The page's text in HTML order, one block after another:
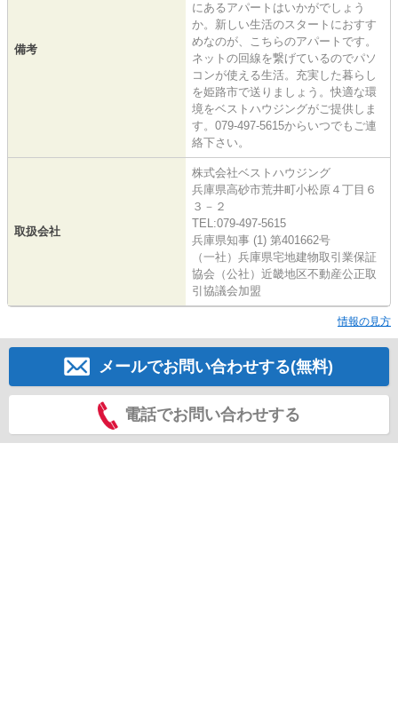
備考
にあるアパートはいかがでしょう
か。新しい生活のスタートにおすす
めなのが、こちらのアパートです。
ネットの回線を繋げているのでパソ
コンが使える生活。充実した暮らし
を姫路市で送りましょう。快適な環
境をベストハウジングがご提供しま
す。079-497-5615からいつでもご連
絡下さい。
取扱会社
株式会社ベストハウジング
兵庫県高砂市荒井町小松原４丁目６
３－２
TEL:079-497-5615
兵庫県知事 (1) 第401662号
（一社）兵庫県宅地建物取引業保証
協会（公社）近畿地区不動産公正取
引協議会加盟
情報の見方
メールでお問い合わせする(無料)
電話でお問い合わせする